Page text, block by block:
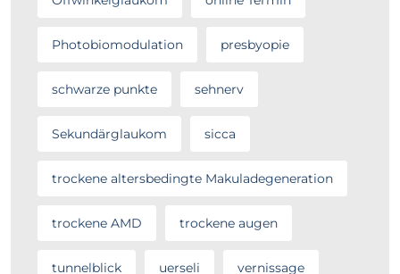
Photobiomodulation presbyopie
schwarze punkte sehnerv
Sekundärglaukom sicca
trockene altersbedingte Makuladegeneration
trockene AMD trockene augen
tunnelblick uerseli vernissage